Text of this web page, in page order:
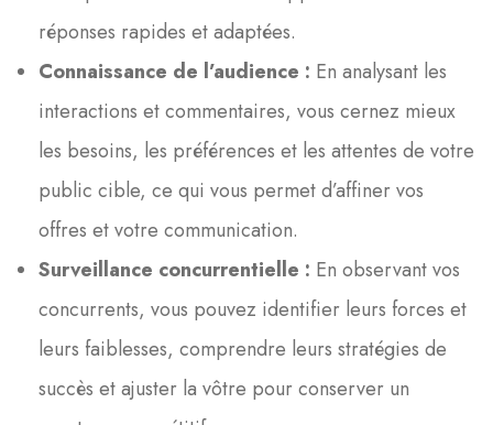
réponses rapides et adaptées.
Connaissance de l’audience : En analysant les
interactions et commentaires, vous cernez mieux
les besoins, les préférences et les attentes de votre
public cible, ce qui vous permet d’affiner vos
offres et votre communication.
Surveillance concurrentielle : En observant vos
concurrents, vous pouvez identifier leurs forces et
leurs faiblesses, comprendre leurs stratégies de
succès et ajuster la vôtre pour conserver un